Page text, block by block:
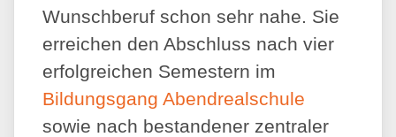
Wunschberuf schon sehr nahe. Sie
erreichen den Abschluss nach vier
erfolgreichen Semestern im
Bildungsgang Abendrealschule
sowie nach bestandener zentraler